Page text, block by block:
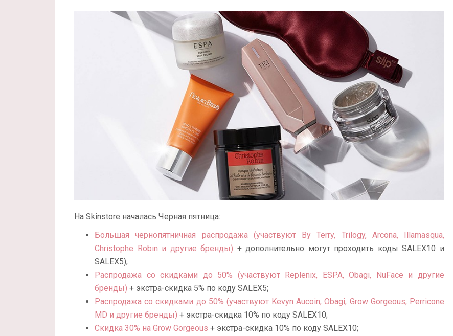
На Skinstore началась Черная пятница:
Большая чернопятничная распродажа (участвуют By Terry, Trilogy, Arcona, Illamasqua,
Christophe Robin и другие бренды) + дополнительно могут проходить коды SALEX10 и
SALEX5);
Распродажа со скидками до 50% (участвуют Replenix, ESPA, Obagi, NuFace и другие
бренды) + экстра-скидка 5% по коду SALEX5;
Распродажа со скидками до 50% (участвуют Kevyn Aucoin, Obagi, Grow Gorgeous, Perricone
MD и другие бренды) + экстра-скидка 10% по коду SALEX10;
Скидка 30% на Grow Gorgeous + экстра-скидка 10% по коду SALEX10;